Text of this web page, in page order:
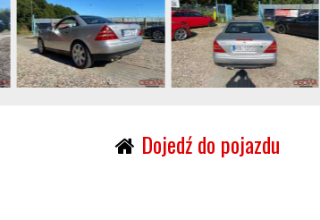
Dojedź do pojazdu